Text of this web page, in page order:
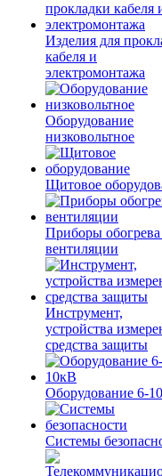
Изделия для
кабеля и
электромонтажа
Оборудование
низковольтное
Щитовое
Приборы
вентиляции
Инструмент,
устройства
средства защиты
Оборудование 6-
Системы